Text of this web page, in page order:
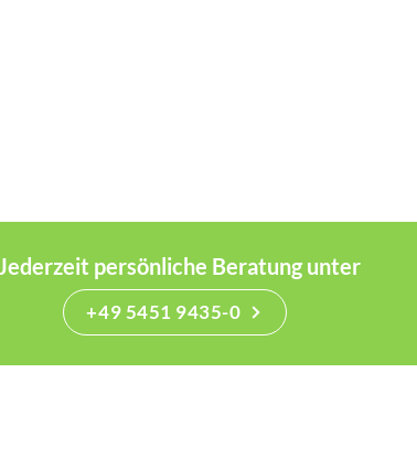
Jederzeit persönliche Beratung unter
+49 5451 9435-0